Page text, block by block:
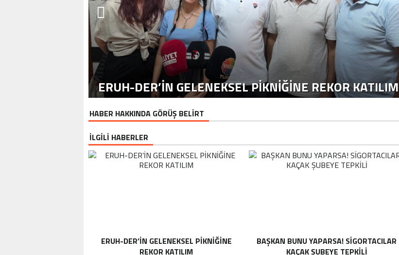
ERUH-DER’IN GELENEKSEL PIKNIĞINE REKOR KATILIM
HABER HAKKINDA GÖRÜŞ BELİRT
İLGİLİ HABERLER
ERUH-DER’IN GELENEKSEL PIKNIĞINE
REKOR KATILIM
BAŞKAN BUNU YAPARSA! SIGORTACILAR
KAÇAK ŞUBEYE TEPKILI